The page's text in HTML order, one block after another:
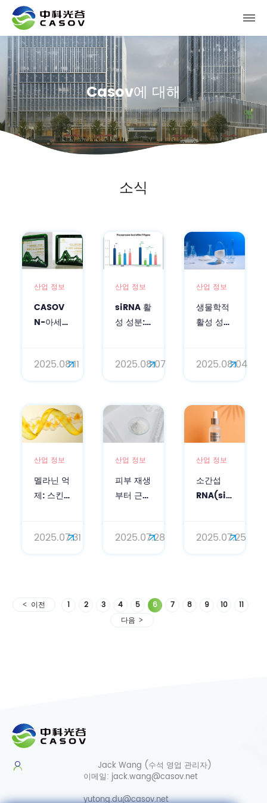
Casov에 대해
소식
산업 정보
CASOV
N-아세틸
파트너
혁신상 두
개 부문을
수상했습
니다!
2025.08.11
산업 정보
siRNA 활
성 성분:
2025.08.07
산업 정보
생물학적
활성 성분
2025.08.04
산업 정보
멜라닌 억
제: 스킨
의 미백
2025.07.31
산업 정보
피부 재생
부터 근육
러에 함유
2025.07.28
산업 정보
소간섭
RNA(siRNA)
항산화 효
2025.07.25
이전 1 2 3 4 5 6 7 8 9 10
11
다음
Jack Wang (수석 영업 관리자)
이메일: jack.wang@casov.net
yutong.du@casov.net